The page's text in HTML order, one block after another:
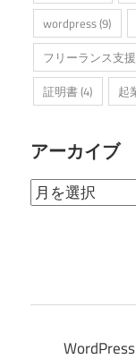
wordpress(9)
フリーランス支援
証明書(4) 起
アーカイブ
ア